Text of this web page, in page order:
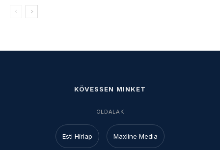
KÖVESSEN MINKET
OLDALAK
Esti Hírlap Maxline Media